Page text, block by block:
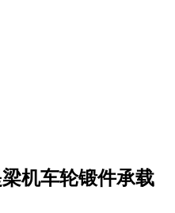
机车轮锻件承载